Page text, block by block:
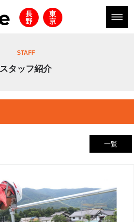
STAFF
スタッフ紹介
一覧